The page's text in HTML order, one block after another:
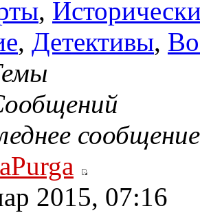
,
, Детективы,
сообщение
2015, 07:16